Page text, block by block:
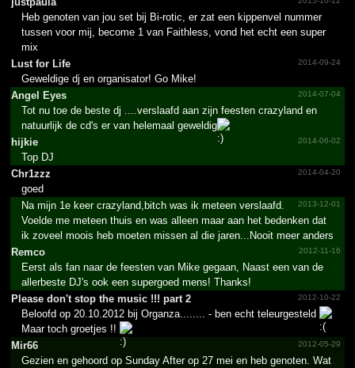
Heb genoten van jou set bij Bi-rotic, er zat een kippenvel nummer
tussen voor mij, become 1 van Faithless, vond het echt een super
mix
Lust for Life
2014-09-24
Geweldige dj en organisator! Go Mike!
Angel Eyes
2014-07-04
Tot nu toe de beste dj ....verslaafd aan zijn feesten crazyland en
natuurlijk de cd's er van helemaal geweldig
hijkie
2014-06-02
Top DJ
Chr1zzz
2014-04-20
goed
2013-12-01
Na mijn 1e keer crazyland,bitch was ik meteen verslaafd.
Voelde me meteen thuis en was alleen maar aan het bedenken dat
ik zoveel moois heb moeten missen al die jaren...Nooit meer anders
Remco
2012-11-16
Eerst als fan naar de feesten van Mike gegaan, Naast een van de
allerbeste DJ's ook een supergoed mens! Thanks!
Please don't stop the music !!!­ part 2
2012-10-22
Beloofd op 20.10.2012 bij Organza........ - ben echt teleurgesteld
Maar toch groetjes !!
Mir66
2012-05-29
Gezien en gehoord op Sunday After op 27 mei en heb genoten. Wat